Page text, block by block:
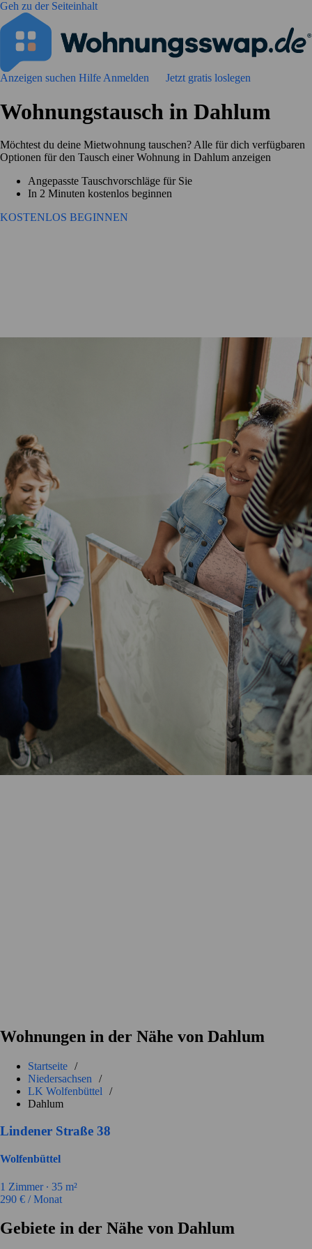
Geh zu der Seiteinhalt
Anzeigen suchen Hilfe Anmelden Jetzt gratis loslegen
Wohnungstausch in Dahlum
Möchtest du deine Mietwohnung tauschen? Alle für dich verfügbaren
Optionen für den Tausch einer Wohnung in Dahlum anzeigen
Angepasste Tauschvorschläge für Sie
In 2 Minuten kostenlos beginnen
KOSTENLOS BEGINNEN
Wohnungen in der Nähe von Dahlum
Startseite /
Niedersachsen
/
LK Wolfenbüttel
/
Dahlum
Lindener Straße 38
Wolfenbüttel
1 Zimmer ∙ 35 m²
290 € / Monat
Gebiete in der Nähe von Dahlum